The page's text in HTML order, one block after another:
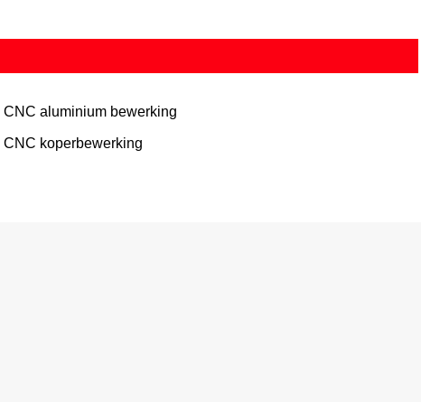
CNC aluminium bewerking
CNC koperbewerking